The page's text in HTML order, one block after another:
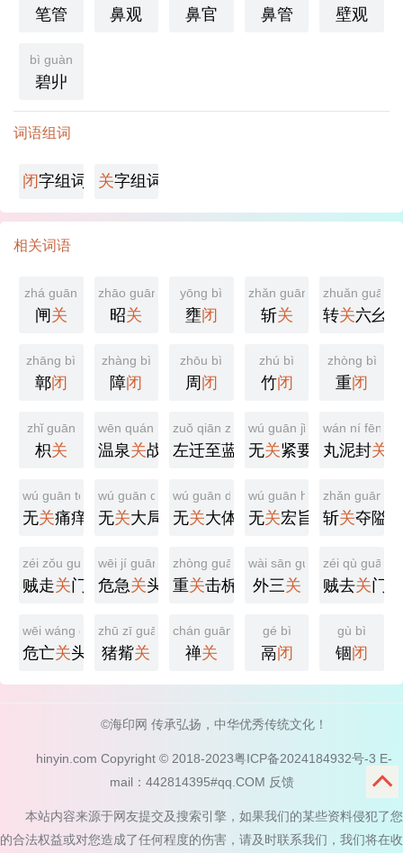
笔管 鼻观 鼻官 鼻管 壁观
bì guàn
碧丱
词语组词
闭字组词 关字组词
相关词语
zhá guān
闸 关
zhāo guān
昭关
yōng bì
壅闭
zhǎn guān
斩关
zhuǎn guān
转关六幺
zhāng bì
鄣闭
zhàng bì
障闭
zhōu bì
周 闭
zhú bì
竹闭
zhòng bì
重闭
zhǐ guān
枳关
wēn quán guān zhàn yì
温泉关战役
zuǒ qiān zhì lán guān shì zhí sūn xiāng
左迁至蓝 关示侄孙湘
wú guān jǐn yào
无关紧要
wán ní fēng
丸泥封关
wú guān tòng yǎng
无关痛痒
wú guān dà jú
无关大局
wú guān dà tǐ
无关大体
wú guān hóng zhǐ
无关宏旨
zhǎn guān
斩关夺隘
zéi zǒu guān mén
贼走关门
wēi jí guān tóu
危急关头
zhòng guān jī tuò
重关击柝
wài sān guān
外三关
zéi qù guān
贼去关门
wēi wáng guān tóu
危亡关头
zhū zī guān
猪觜关
chán guān
禅关
gé bì
鬲闭
gù bì
锢闭
©海印网 传承弘扬，中华优秀传统文化！
hinyin.com Copyright © 2018-2023粤ICP备2024184932号-3 E-
mail：442814395#qq.COM 反馈
本站内容来源于网友提交及搜索引擎，如果我们的某些资料侵犯了您
的合法权益或对您造成了任何程度的伤害，请及时联系我们，我们将在收